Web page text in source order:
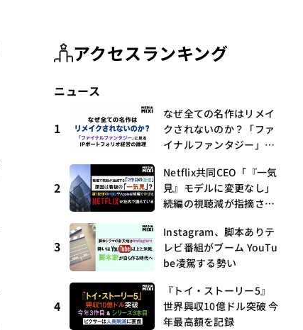
アクセスランキング
ニュース
1
なぜ全ての名作はリメイ
クされないのか？「ファ
イナルファンタジー」に
営の論理
2
Netflix共同CEO「『一気
見』モデルに変更なし」
続編の視聴減が指摘され
3
Instagram、脚本ありテ
レビ番組がブーム YouTu
be凌駕する勢い
4
『トイ・ストーリー5』
世界興収10億ドル突破 今
年最高額を記録